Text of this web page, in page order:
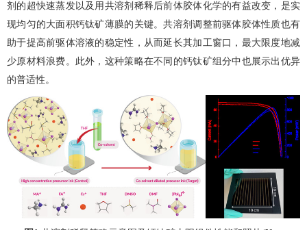
剂的超快速蒸发以及用共溶剂稀释后前体胶体化学的有益改变，是实
现均匀的大面积钙钛矿薄膜的关键。共溶剂调整前驱体胶体性质也有
助于提高前驱体溶液的稳定性，从而延长其加工窗口，最大限度地减
少原材料浪费。此外，这种策略在不同的钙钛矿组分中也展示出优异
的普适性。